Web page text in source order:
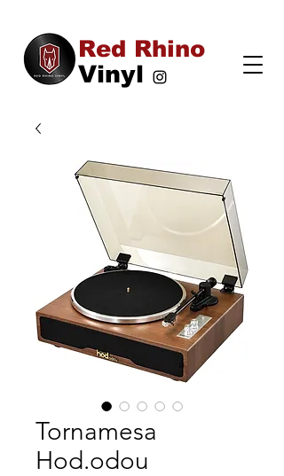
Vinyl
Red Rhino
Tornamesa
Hod.odou